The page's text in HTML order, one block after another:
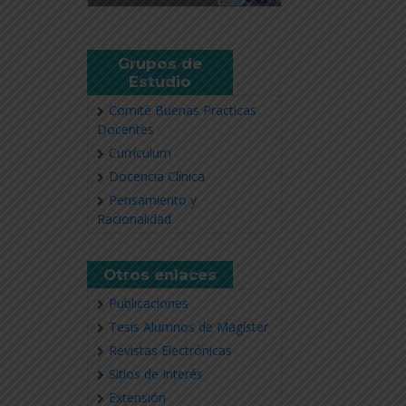
Grupos de
Estudio
Comité Buenas Practicas
Docentes
Currículum
Docencia Clínica
Pensamiento y
Racionalidad
Otros enlaces
Publicaciones
Tesis Alumnos de Magíster
Revistas Electrónicas
Sitios de Interés
Extensión